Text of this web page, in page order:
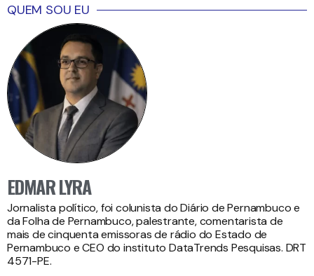
QUEM SOU EU
EDMAR LYRA
Jornalista político, foi colunista do Diário de Pernambuco e
da Folha de Pernambuco, palestrante, comentarista de
mais de cinquenta emissoras de rádio do Estado de
Pernambuco e CEO do instituto DataTrends Pesquisas. DRT
4571-PE.